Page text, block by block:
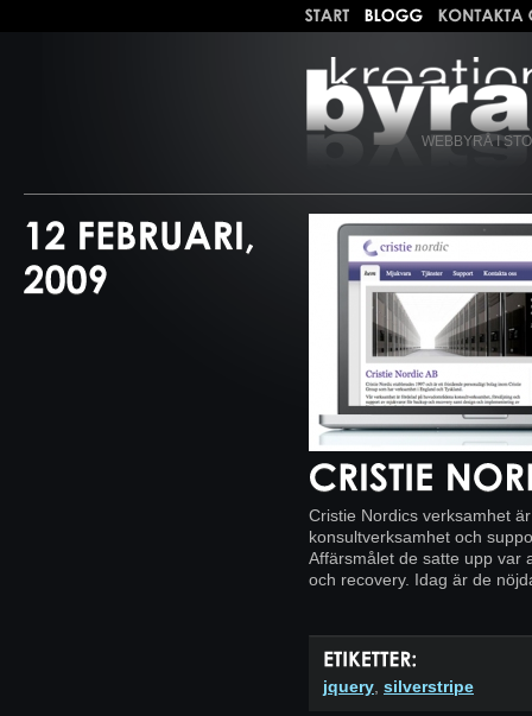
WEBBYRÅ I
Cristie Nordics verksamhet
konsultverksamhet och
Affärsmålet de satte upp var
och recovery. Idag är de
jquery silverstripe